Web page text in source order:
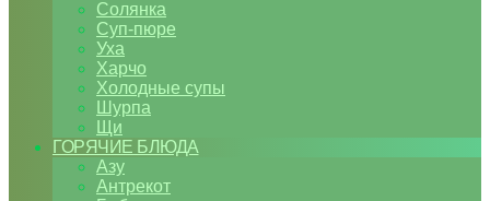
Солянка
Суп-пюре
Уха
Харчо
Холодные супы
Шурпа
Щи
ГОРЯЧИЕ БЛЮДА
Азу
Антрекот